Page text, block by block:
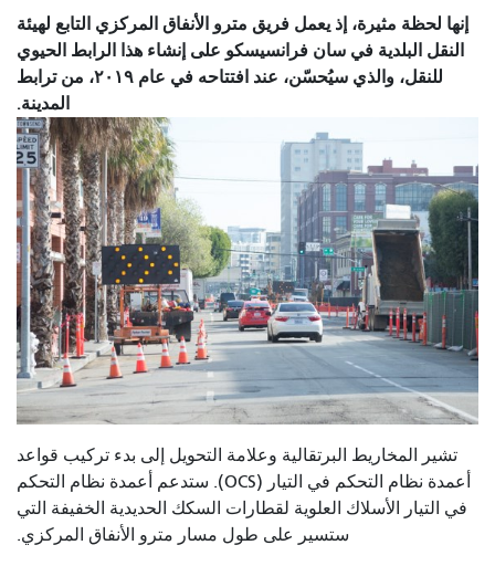
إنها لحظة مثيرة، إذ يعمل فريق مترو الأنفاق المركزي التابع لهيئة
النقل البلدية في سان فرانسيسكو على إنشاء هذا الرابط الحيوي
للنقل، والذي سيُحسّن، عند افتتاحه في عام ٢٠١٩، من ترابط
المدينة.
تشير المخاريط البرتقالية وعلامة التحويل إلى بدء تركيب قواعد
أعمدة نظام التحكم في التيار (OCS). ستدعم أعمدة نظام التحكم
في التيار الأسلاك العلوية لقطارات السكك الحديدية الخفيفة التي
ستسير على طول مسار مترو الأنفاق المركزي.